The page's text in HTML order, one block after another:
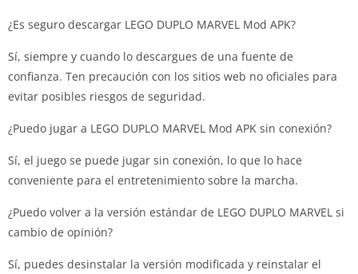
¿Es seguro descargar LEGO DUPLO MARVEL Mod APK?
Sí, siempre y cuando lo descargues de una fuente de
confianza. Ten precaución con los sitios web no oficiales para
evitar posibles riesgos de seguridad.
¿Puedo jugar a LEGO DUPLO MARVEL Mod APK sin conexión?
Sí, el juego se puede jugar sin conexión, lo que lo hace
conveniente para el entretenimiento sobre la marcha.
¿Puedo volver a la versión estándar de LEGO DUPLO MARVEL si
cambio de opinión?
Sí, puedes desinstalar la versión modificada y reinstalar el